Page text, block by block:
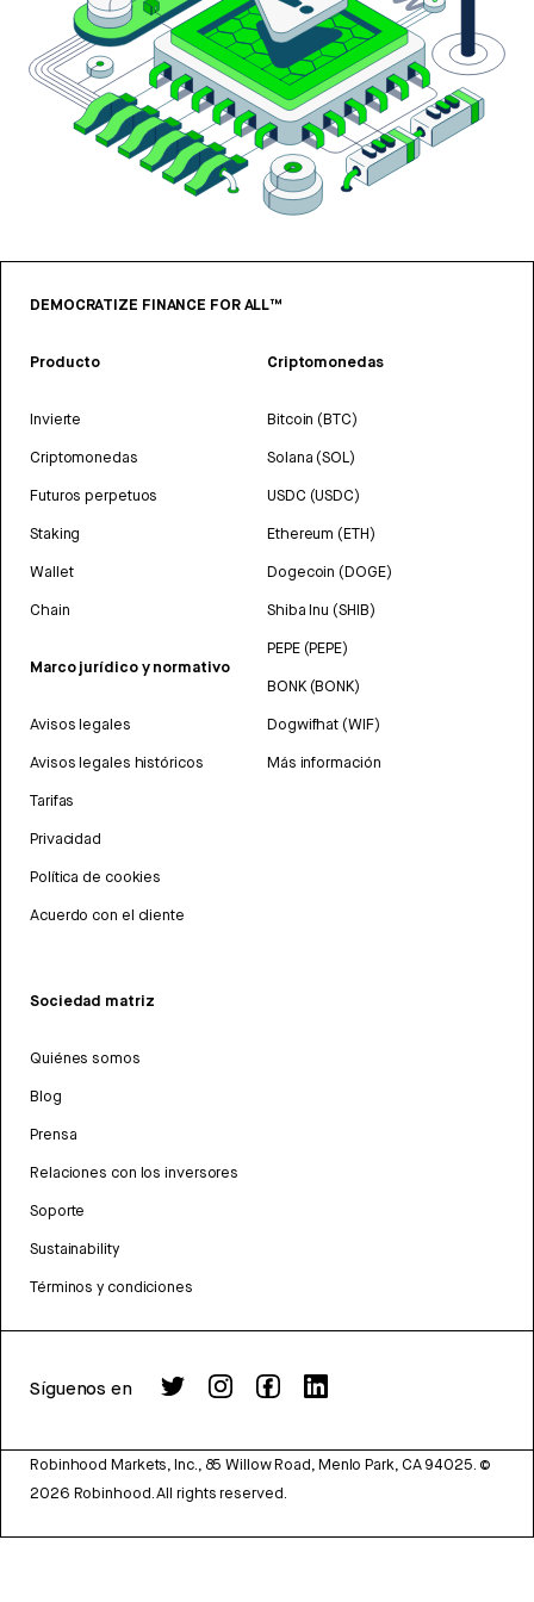
DEMOCRATIZE FINANCE FOR ALL™
Producto
Invierte
Criptomonedas
Futuros perpetuos
Staking
Wallet
Chain
Marco jurídico y normativo
Avisos legales
Avisos legales históricos
Tarifas
Privacidad
Política de cookies
Acuerdo con el cliente
Criptomonedas
Bitcoin (BTC)
Solana (SOL)
USDC (USDC)
Ethereum (ETH)
Dogecoin (DOGE)
Shiba Inu (SHIB)
PEPE (PEPE)
BONK (BONK)
Dogwifhat (WIF)
Más información
Sociedad matriz
Quiénes somos
Blog
Prensa
Relaciones con los inversores
Soporte
Sustainability
Términos y condiciones
Síguenos en
Robinhood Markets, Inc., 85 Willow Road, Menlo Park, CA 94025. ©
2026 Robinhood. All rights reserved.